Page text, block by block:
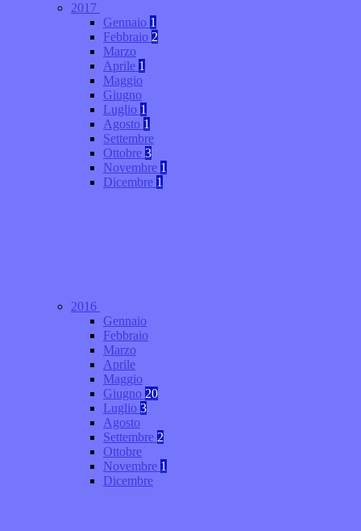
2017
Gennaio 1
Febbraio 2
Marzo
Aprile 1
Maggio
Giugno
Luglio 1
Agosto 1
Settembre
Ottobre 3
Novembre 1
Dicembre 1
2016
Gennaio
Febbraio
Marzo
Aprile
Maggio
Giugno 20
Luglio 3
Agosto
Settembre 2
Ottobre
Novembre 1
Dicembre